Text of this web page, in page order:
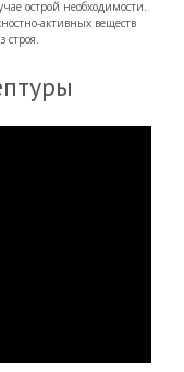
острой необходимости.
активных веществ